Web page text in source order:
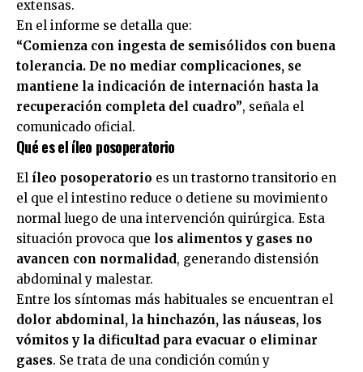
extensas.
En el informe se detalla que:
“Comienza con ingesta de semisólidos con buena
tolerancia. De no mediar complicaciones, se
mantiene la indicación de internación hasta la
recuperación completa del cuadro”, señala el
comunicado oficial.
Qué es el íleo posoperatorio
El íleo posoperatorio es un trastorno transitorio en
el que el intestino reduce o detiene su movimiento
normal luego de una intervención quirúrgica. Esta
situación provoca que los alimentos y gases no
avancen con normalidad, generando distensión
abdominal y malestar.
Entre los síntomas más habituales se encuentran el
dolor abdominal, la hinchazón, las náuseas, los
vómitos y la dificultad para evacuar o eliminar
gases. Se trata de una condición común y